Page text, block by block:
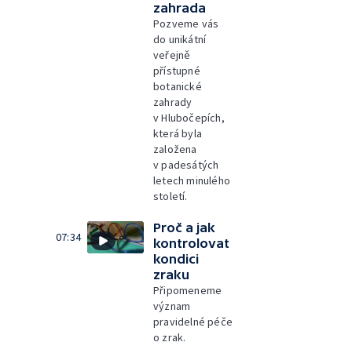
zahrada
Pozveme vás
do unikátní
veřejně
přístupné
botanické
zahrady
v Hlubočepích,
která byla
založena
v padesátých
letech minulého
století.
07:34
Proč a jak
kontrolovat
kondici
zraku
Připomeneme
význam
pravidelné péče
o zrak.